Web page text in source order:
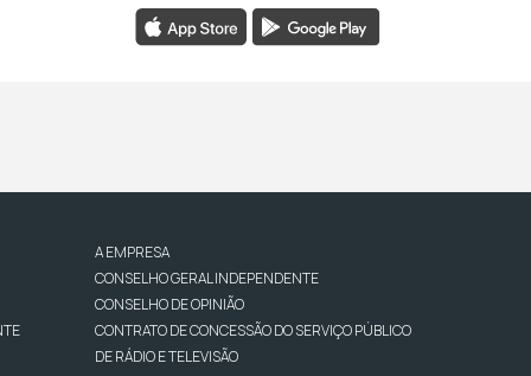
A EMPRESA
CONSELHO GERAL INDEPENDENTE
CONSELHO DE OPINIÃO
CONTRATO DE CONCESSÃO DO SERVIÇO PÚBLICO
DE RÁDIO E TELEVISÃO